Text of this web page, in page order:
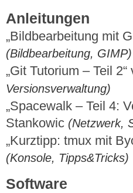
Anleitungen
„Bildbearbeitung mit
(Bildbearbeitung, GIMP)
„Git Tutorium – Teil
Versionsverwaltung)
„Spacewalk – Teil 4:
Stankowic (Netzwerk,
„Kurztipp: tmux mit
(Konsole, Tipps&Tricks)
Software